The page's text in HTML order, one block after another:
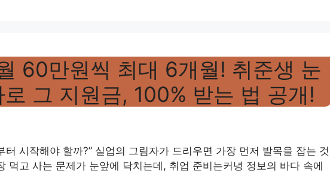
60만원씩 최대 6개월! 취준생 눈
그 지원금, 100% 받는 법 공개!
터 시작해야 할까?” 실업의 그림자가 드리우면 가장 먼저 발목을 잡는 것
먹고 사는 문제가 눈앞에 닥치는데, 취업 준비는커녕 정보의 바다 속에